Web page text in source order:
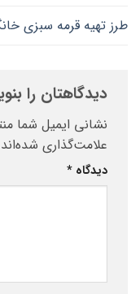
طرز تهیه قرمه سبزی
دیدگاهتان را
نشانی ایمیل شما
علامت‌گذاری شده‌اند
دیدگاه *